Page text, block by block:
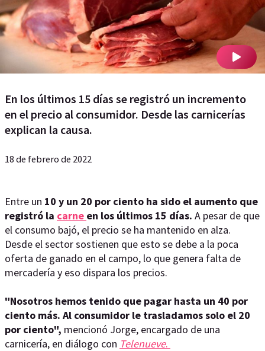
En los últimos 15 días se registró un incremento
en el precio al consumidor. Desde las carnicerías
explican la causa.
18 de febrero de 2022
Entre un 10 y un 20 por ciento ha sido el aumento que
registró la carne en los últimos 15 días. A pesar de que
el consumo bajó, el precio se ha mantenido en alza.
Desde el sector sostienen que esto se debe a la poca
oferta de ganado en el campo, lo que genera falta de
mercadería y eso dispara los precios.
"Nosotros hemos tenido que pagar hasta un 40 por
ciento más. Al consumidor le trasladamos solo el 20
por ciento", mencionó Jorge, encargado de una
carnicería, en diálogo con Telenueve.